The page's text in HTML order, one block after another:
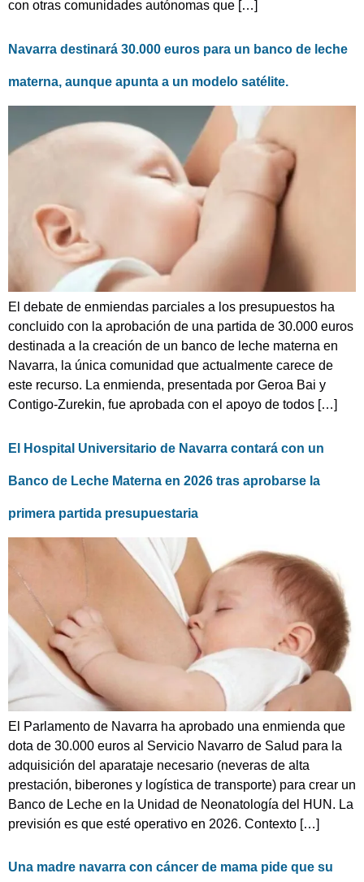
con otras comunidades autónomas que […]
Navarra destinará 30.000 euros para un banco de leche
materna, aunque apunta a un modelo satélite.
El debate de enmiendas parciales a los presupuestos ha
concluido con la aprobación de una partida de 30.000 euros
destinada a la creación de un banco de leche materna en
Navarra, la única comunidad que actualmente carece de
este recurso. La enmienda, presentada por Geroa Bai y
Contigo-Zurekin, fue aprobada con el apoyo de todos […]
El Hospital Universitario de Navarra contará con un
Banco de Leche Materna en 2026 tras aprobarse la
primera partida presupuestaria
El Parlamento de Navarra ha aprobado una enmienda que
dota de 30.000 euros al Servicio Navarro de Salud para la
adquisición del aparataje necesario (neveras de alta
prestación, biberones y logística de transporte) para crear un
Banco de Leche en la Unidad de Neonatología del HUN. La
previsión es que esté operativo en 2026. Contexto […]
Una madre navarra con cáncer de mama pide que su